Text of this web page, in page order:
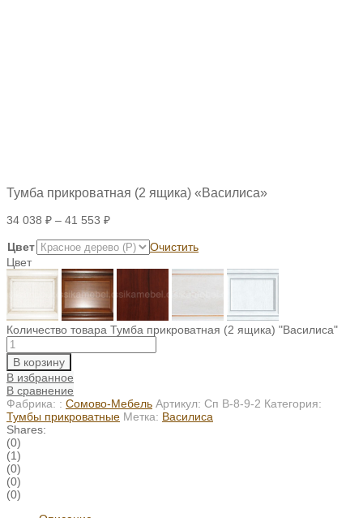
Тумба прикроватная (2 ящика) «Василиса»
34 038 ₽ – 41 553 ₽
Цвет
Очистить
Цвет
Количество товара Тумба прикроватная (2 ящика) "Василиса"
В корзину
В избранное
В сравнение
Фабрика: : Сомово-Мебель Артикул: Сп В-8-9-2 Категория:
Тумбы прикроватные Метка: Василиса
Shares:
(0)
(1)
(0)
(0)
(0)